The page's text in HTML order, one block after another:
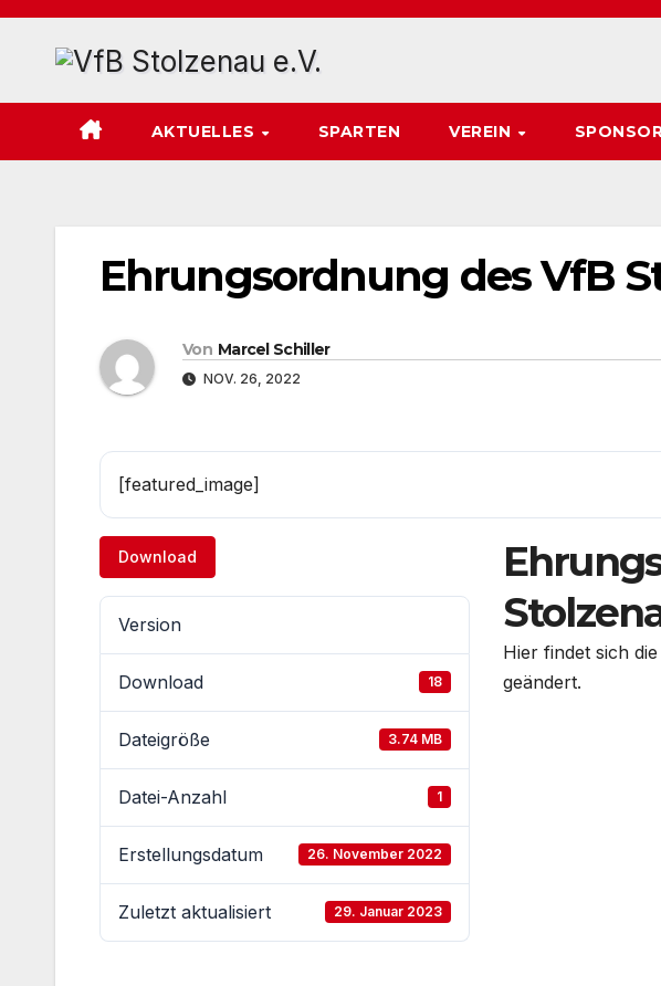
Zum
AKTUELLES SPARTEN VEREIN
Ehrungsordnung des VfB
Von Marcel Schiller
NOV. 26, 2022
[featured_image]
Download
Version
Download 18
Dateigröße 3.74 MB
Datei-Anzahl 1
Erstellungsdatum 26. November 2022
Zuletzt aktualisiert 29. Januar 2023
Hier findet sich
geändert.